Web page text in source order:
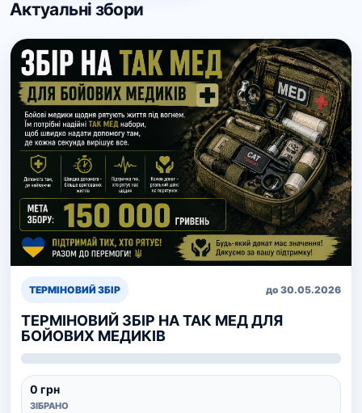
Актуальні збори
ТЕРМІНОВИЙ ЗБІР до 30.05.2026
ТЕРМІНОВИЙ ЗБІР НА ТАК МЕД ДЛЯ
БОЙОВИХ МЕДИКІВ
0 грн
ЗІБРАНО